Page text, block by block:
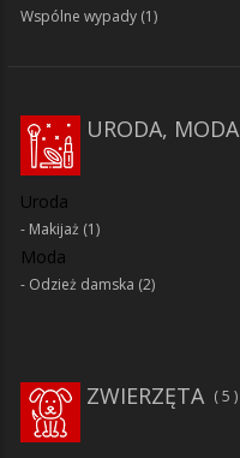
Wspólne wypady (1)
URODA, MODA
Uroda
Makijaż (1)
Moda
Odzież damska (2)
ZWIERZĘTA 5